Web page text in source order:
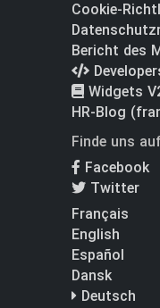
Cookie-
Bericht des
Widgets
HR-Blog
Finde uns
Facebook
Twitter
Français
English
Español
Dansk
Deutsch